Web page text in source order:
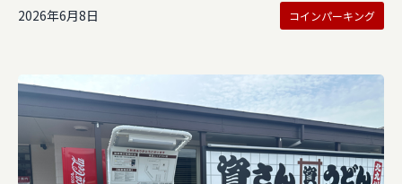
2026年6月8日 コインパーキング